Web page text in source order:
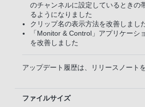
のチャンネルに設定しているときの
るようになりました
クリップ名の表示方法を改善しまし
「Monitor & Control」アプリケーシ
を改善しました
アップデート履歴は、リリースノート
ファイルサイズ